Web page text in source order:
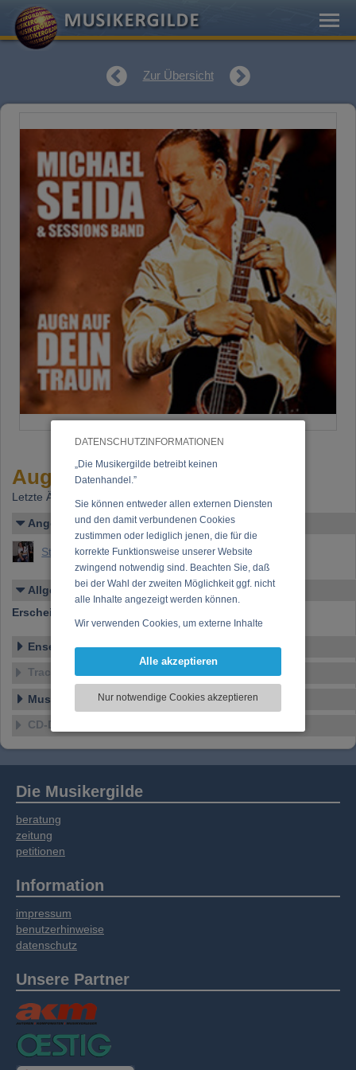
DATENSCHUTZINFORMATIONEN
„Die Musikergilde betreibt keinen
Datenhandel.”
Sie können entweder allen externen Diensten
und den damit verbundenen Cookies
zustimmen oder lediglich jenen, die für die
korrekte Funktionsweise unserer Website
zwingend notwendig sind. Beachten Sie, daß
bei der Wahl der zweiten Möglichkeit ggf. nicht
alle Inhalte angezeigt werden können.
Wir verwenden Cookies, um externe Inhalte
Funktionen für soziale Medien anbieten zu
zu analysieren. Dabei werden ggf.
Informationen zu Ihrer Verwendung unserer
soziale Medien, Werbung und Analysen
weitergegeben. Unsere Partner führen diese
Informationen möglicherweise mit weiteren
Daten zusammen, die Sie bereitgestellt haben
oder die sie im Rahmen Ihrer Nutzung der
Alle akzeptieren
Nur notwendige Cookies akzeptieren
Zur Übersicht
Augn auf dein Traum
Letzte Änderung: 16.08.2015
Angelegt von
Steve Criss
Allgemeines
Erscheinen bei:
Ensemble
Tracklist
Musikstil
CD-Details
Die Musikergilde
beratung
zeitung
petitionen
Information
impressum
benutzerhinweise
datenschutz
Unsere Partner